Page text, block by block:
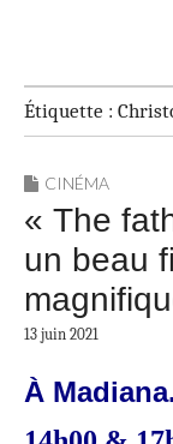
Étiquette :
CINÉMA
« The
un beau
13 juin 2021
À Madiana.